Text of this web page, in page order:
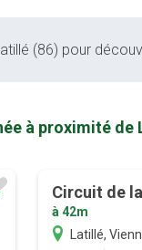
(86) pour
à proximité de
Circuit de
à 42m
Latillé,